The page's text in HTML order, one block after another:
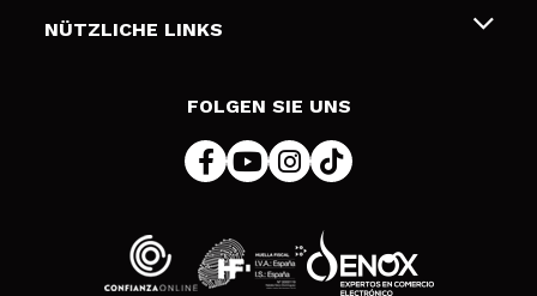
Zahlung
Bedingungen und Datenschutz
NÜTZLICHE LINKS
FOLGEN SIE UNS